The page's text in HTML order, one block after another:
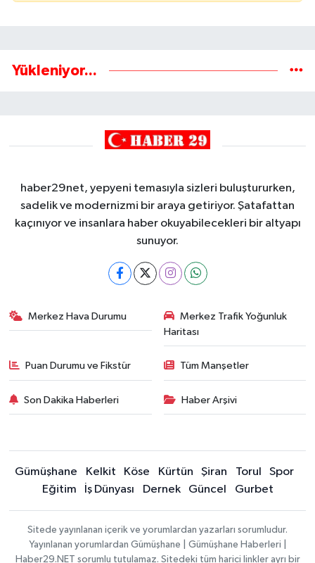
Yükleniyor...
haber29net, yepyeni temasıyla sizleri buluştururken,
sadelik ve modernizmi bir araya getiriyor. Şatafattan
kaçınıyor ve insanlara haber okuyabilecekleri bir altyapı
sunuyor.
Merkez Hava Durumu
Merkez Trafik Yoğunluk
Haritası
Puan Durumu ve Fikstür Tüm Manşetler
Son Dakika Haberleri Haber Arşivi
Gümüşhane Kelkit Köse Kürtün Şiran Torul
Spor
Eğitim
İş Dünyası Dernek Güncel Gurbet
Sitede yayınlanan içerik ve yorumlardan yazarları sorumludur.
Yayınlanan yorumlardan Gümüşhane | Gümüşhane Haberleri |
Haber29.NET sorumlu tutulamaz. Sitedeki tüm harici linkler ayrı bir